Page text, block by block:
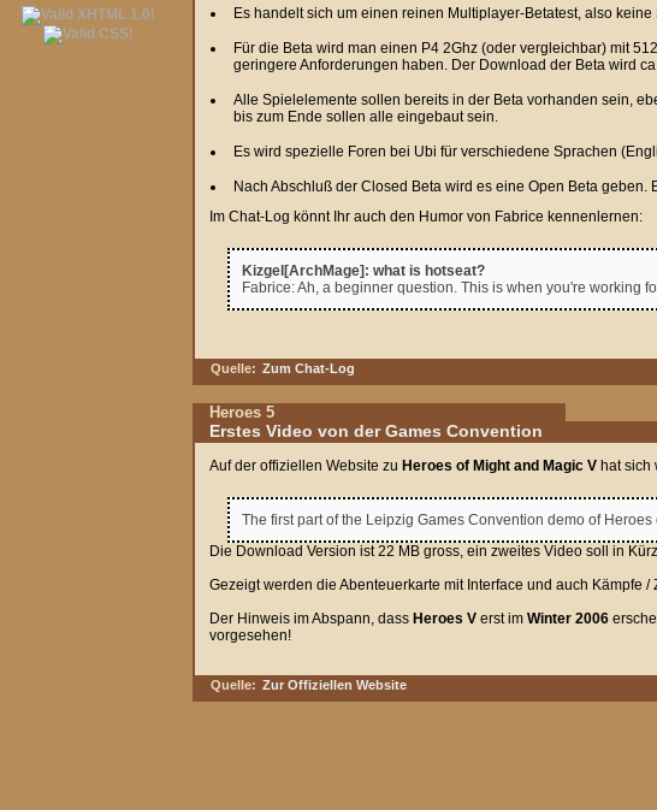
Es handelt sich um einen reinen Multiplayer-Betatest, also
Für die Beta wird man einen P4 2Ghz (oder vergleichbar) mit
geringere Anforderungen haben. Der Download der Beta wird
Alle Spielelemente sollen bereits in der Beta vorhanden sein,
bis zum Ende sollen alle eingebaut sein.
Es wird spezielle Foren bei Ubi für verschiedene Sprachen
Nach Abschluß der Closed Beta wird es eine Open Beta geben.
Im Chat-Log könnt Ihr auch den Humor von Fabrice kennenlernen:
Kizgel[ArchMage]: what is hotseat?
Fabrice: Ah, a beginner question. This is when you're working
Quelle: Zum Chat-Log
Heroes 5
Erstes Video von der Games Convention
Auf der offiziellen Website zu Heroes of Might and Magic V hat sich
The first part of the Leipzig Games Convention demo of
Die Download Version ist 22 MB gross, ein zweites Video soll in
Gezeigt werden die Abenteuerkarte mit Interface und auch Kämpfe
Der Hinweis im Abspann, dass Heroes V erst im Winter 2006
vorgesehen!
Quelle: Zur Offiziellen Website